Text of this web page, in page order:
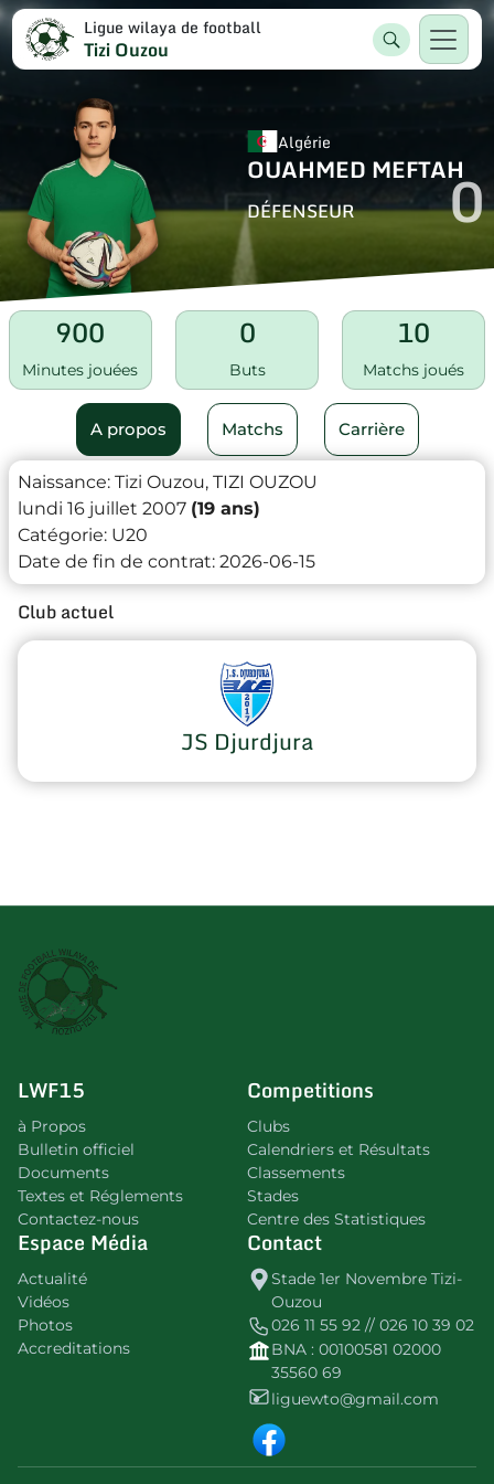
Ligue wilaya de football
Tizi Ouzou
Algérie
OUAHMED MEFTAH
DÉFENSEUR 0
900
Minutes jouées
0
Buts
10
Matchs joués
A propos Matchs Carrière
Naissance: Tizi Ouzou, TIZI OUZOU
lundi 16 juillet 2007 (19 ans)
Catégorie: U20
Date de fin de contrat: 2026-06-15
Club actuel
JS Djurdjura
LWF15
à Propos
Bulletin officiel
Documents
Textes et Réglements
Contactez-nous
Competitions
Clubs
Calendriers et Résultats
Classements
Stades
Centre des Statistiques
Espace Média
Actualité
Vidéos
Photos
Accreditations
Contact
Stade 1er Novembre Tizi-
Ouzou
026 11 55 92 // 026 10 39 02
BNA : 00100581 02000
35560 69
liguewto@gmail.com